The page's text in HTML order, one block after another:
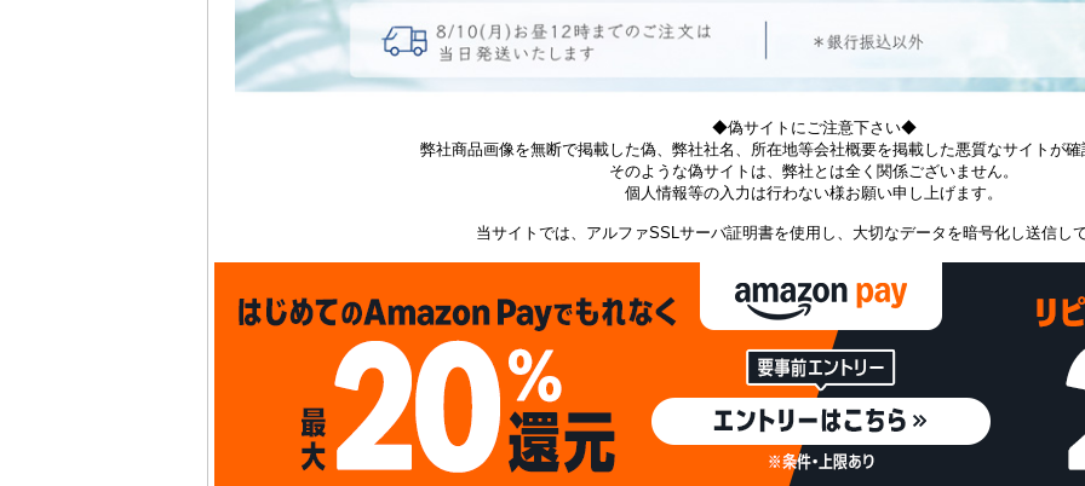
◆偽サイトにご注意下さい◆
弊社商品画像を無断で掲載した偽、弊社社名、所在地等会社概要を掲載した悪質なサイトが
そのような偽サイトは、弊社とは全く関係ございません。
個人情報等の入力は行わない様お願い申し上げます。
当サイトでは、アルファSSLサーバ証明書を使用し、大切なデータを暗号化し送信し